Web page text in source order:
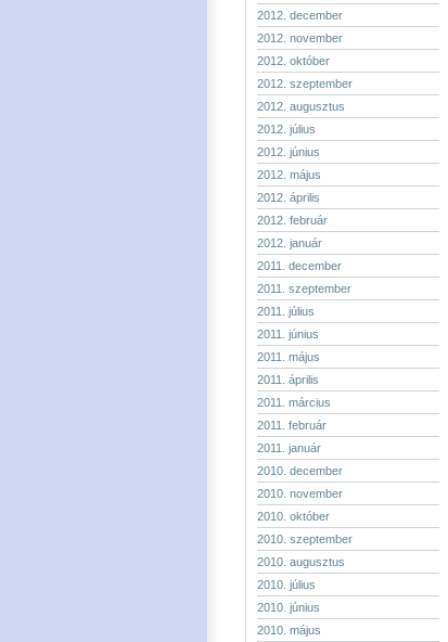
2012. december
2012. november
2012. október
2012. szeptember
2012. augusztus
2012. július
2012. június
2012. május
2012. április
2012. február
2012. január
2011. december
2011. szeptember
2011. július
2011. június
2011. május
2011. április
2011. március
2011. február
2011. január
2010. december
2010. november
2010. október
2010. szeptember
2010. augusztus
2010. július
2010. június
2010. május